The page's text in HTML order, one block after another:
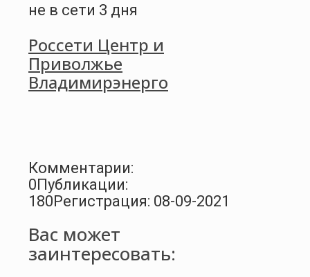
не в сети 3 дня
Россети Центр и
Приволжье
Владимирэнерго
Комментарии:
0Публикации:
180Регистрация: 08-09-2021
Вас может
заинтересовать: